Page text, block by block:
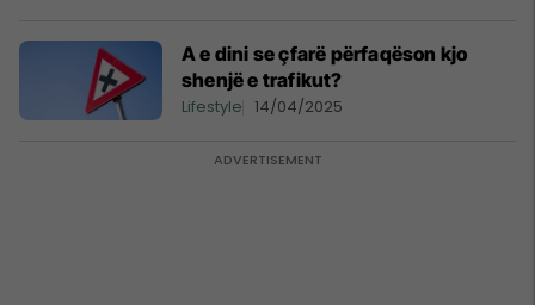
A e dini se çfarë përfaqëson kjo
shenjë e trafikut?
Lifestyle 14/04/2025